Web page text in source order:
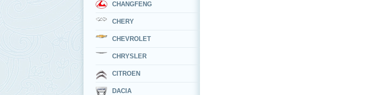
CHANGFENG
CHERY
CHEVROLET
CHRYSLER
CITROEN
DACIA